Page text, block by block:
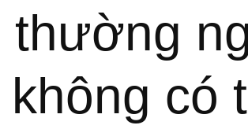
thường
không có